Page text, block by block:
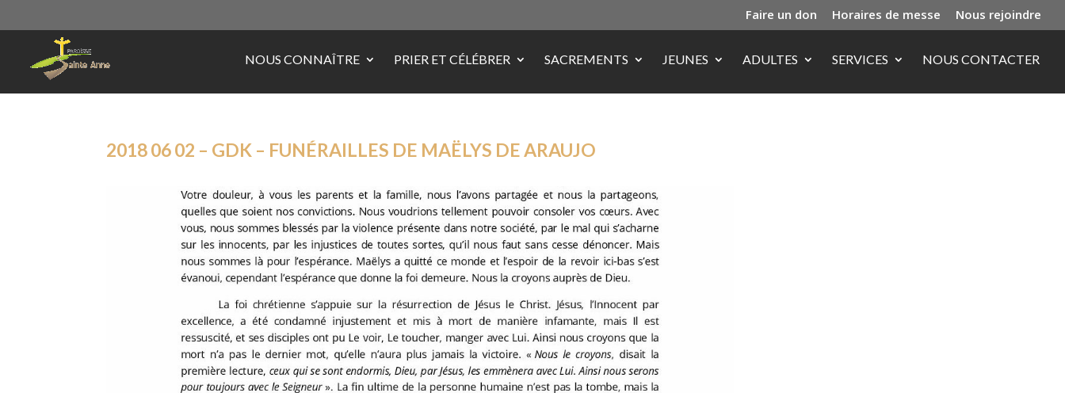
Faire un don Horaires de messe Nous rejoindre
NOUS CONNAÎTRE PRIER ET CÉLÉBRER SACREMENTS JEUNES ADULTES SERVICES NOUS CONTACTER
2018 06 02 – GDK – FUNÉRAILLES DE MAËLYS DE ARAUJO